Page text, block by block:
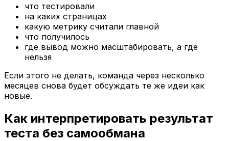
что тестировали
на каких страницах
какую метрику считали главной
что получилось
где вывод можно масштабировать, а где
нельзя
Если этого не делать, команда через несколько
месяцев снова будет обсуждать те же идеи как
новые.
Как интерпретировать результат
теста без самообмана